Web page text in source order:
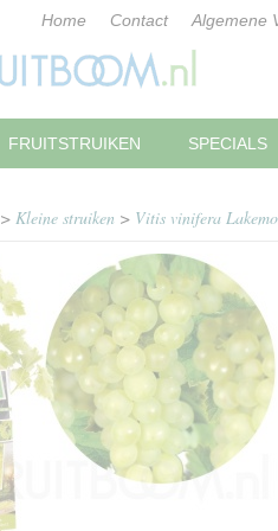
Home Contact Algemene
FRUITSTRUIKEN SPECIALS
> Kleine struiken > Vitis vinifera